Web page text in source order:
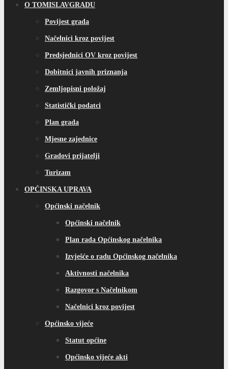
O TOMISLAVGRADU
Povijest grada
Načelnici kroz povijest
Predsjednici OV kroz povijest
Dobitnici javnih priznanja
Zemljopisni položaj
Statistički podatci
Plan grada
Mjesne zajednice
Gradovi prijatelji
Turizam
OPĆINSKA UPRAVA
Općinski načelnik
Općinski načelnik
Plan rada Općinskog načelnika
Izvješće o radu Općinskog načelnika
Aktivnosti načelnika
Razgovor s Načelnikom
Načelnici kroz povijest
Općinsko vijeće
Statut općine
Općinsko vijeće akti